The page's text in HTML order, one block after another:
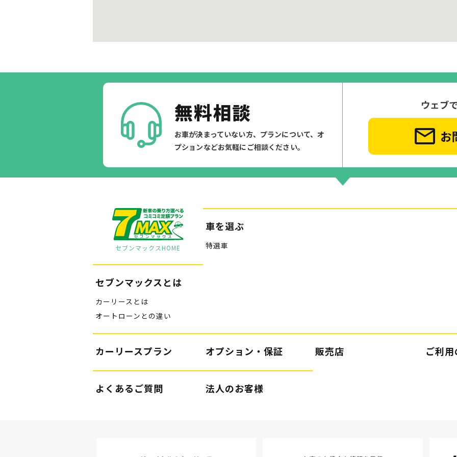
無料相談
お車が決まっていない方、プランについて、オ
プションなどお気軽にご相談ください。
ウェブ
お
セブンマックスHOME
セブンマックスとは
カーリースとは
オートローンとの違い
車を選ぶ
特選車
カーリースプラン オプション・保証 販売店 ご利
よくあるご質問 法人のお客様